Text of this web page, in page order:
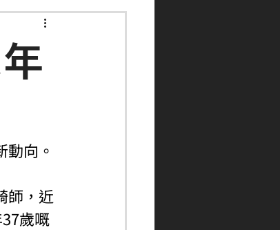
向。
師，近
歲嘅